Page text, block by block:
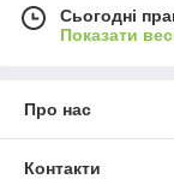
Сьогодні
Показати
Про нас
Контакти